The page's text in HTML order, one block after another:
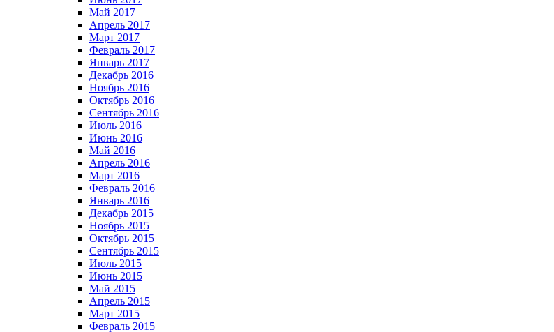
Май 2017
Апрель 2017
Март 2017
Февраль 2017
Январь 2017
Декабрь 2016
Ноябрь 2016
Октябрь 2016
Сентябрь 2016
Июль 2016
Июнь 2016
Май 2016
Апрель 2016
Март 2016
Февраль 2016
Январь 2016
Декабрь 2015
Ноябрь 2015
Октябрь 2015
Сентябрь 2015
Июль 2015
Июнь 2015
Май 2015
Апрель 2015
Март 2015
Февраль 2015